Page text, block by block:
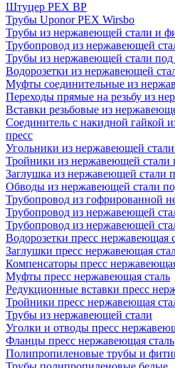
Штуцер PEX ВР
Трубы Uponor PEX Wirsbo
Трубы из нержавеющей стали и
Трубопровод из нержавеющей
Трубы из нержавеющей стали под
Водорозетки из нержавеющей
Муфты соединительные из
Переходы прямые на резьбу из
Вставки резьбовые из
Соединитель с накидной гайкой
пресс
Угольники из нержавеющей
Тройники из нержавеющей стали
Заглушка из нержавеющей стали
Обводы из нержавеющей стали
Трубопровод из гофрированной
Трубопровод из нержавеющей
Трубопровод из нержавеющей
Водорозетки пресс нержавеющая
Заглушки пресс нержавеющая
Компенсаторы пресс
Муфты пресс нержавеющая сталь
Редукционные вставки пресс
Тройники пресс нержавеющая
Трубы из нержавеющей стали
Уголки и отводы пресс
Фланцы пресс нержавеющая сталь
Полипропиленовые трубы и